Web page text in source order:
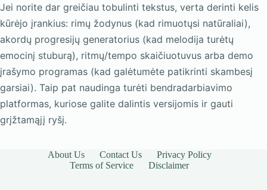
Jei norite dar greičiau tobulinti tekstus, verta derinti kelis
kūrėjo įrankius: rimų žodynus (kad rimuotųsi natūraliai),
akordų progresijų generatorius (kad melodija turėtų
emocinį stuburą), ritmų/tempo skaičiuotuvus arba demo
įrašymo programas (kad galėtumėte patikrinti skambesį
garsiai). Taip pat naudinga turėti bendradarbiavimo
platformas, kuriose galite dalintis versijomis ir gauti
grįžtamąjį ryšį.
About Us Contact Us
Privacy Policy
Terms of Service
Disclaimer